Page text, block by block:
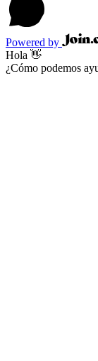
Powered by
Hola 👋
¿Cómo podemos